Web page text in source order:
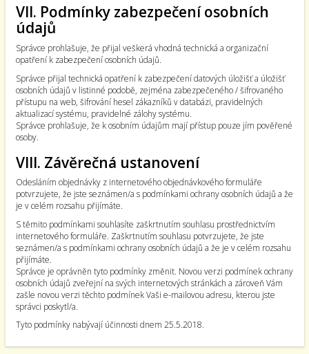
VII. Podmínky zabezpečení osobních
údajů
Správce prohlašuje, že přijal veškerá vhodná technická a organizační
opatření k zabezpečení osobních údajů.
Správce přijal technická opatření k zabezpečení datových úložišť a úložišť
osobních údajů v listinné podobě, zejména zabezpečeného / šifrovaného
přístupu na web, šifrování hesel zákazníků v databázi, pravidelných
aktualizací systému, pravidelné zálohy systému.
Správce prohlašuje, že k osobním údajům mají přístup pouze jím pověřené
osoby.
VIII. Závěrečná ustanovení
Odesláním objednávky z internetového objednávkového formuláře
potvrzujete, že jste seznámen/a s podmínkami ochrany osobních údajů a že
je v celém rozsahu přijímáte.
S těmito podmínkami souhlasíte zaškrtnutím souhlasu prostřednictvím
internetového formuláře. Zaškrtnutím souhlasu potvrzujete, že jste
seznámen/a s podmínkami ochrany osobních údajů a že je v celém rozsahu
přijímáte.
Správce je oprávněn tyto podmínky změnit. Novou verzi podmínek ochrany
osobních údajů zveřejní na svých internetových stránkách a zároveň Vám
zašle novou verzi těchto podmínek Vaši e-mailovou adresu, kterou jste
správci poskytl/a.
Tyto podmínky nabývají účinnosti dnem 25.5.2018.